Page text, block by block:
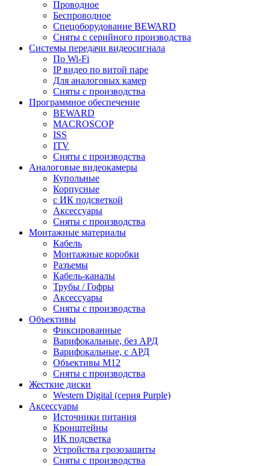
Проводное
Беспроводное
Спецоборудование BEWARD
Сняты с серийного производства
Системы передачи видеосигнала
По Wi-Fi
IP видео по витой паре
Для аналоговых камер
Сняты с производства
Программное обеспечение
BEWARD
MACROSCOP
ISS
ITV
Сняты с производства
Аналоговые видеокамеры
Купольные
Корпусные
c ИК подсветкой
Аксессуары
Сняты с производства
Монтажные материалы
Кабель
Монтажные коробки
Разъемы
Кабель-каналы
Трубы / Гофры
Аксессуары
Сняты с производства
Объективы
Фиксированные
Варифокальные, без АРД
Варифокальные, с АРД
Объективы M12
Сняты с производства
Жесткие диски
Western Digital (серия Purple)
Аксессуары
Источники питания
Кронштейны
ИК подсветка
Устройства грозозащиты
Сняты с производства